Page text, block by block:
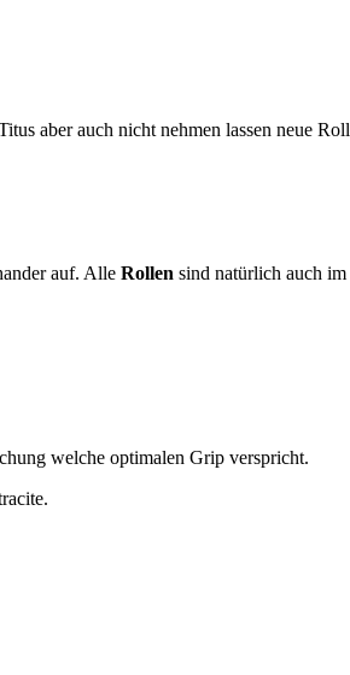
aber auch nicht nehmen lassen neue
auf. Alle Rollen sind natürlich auch im
welche optimalen Grip verspricht.